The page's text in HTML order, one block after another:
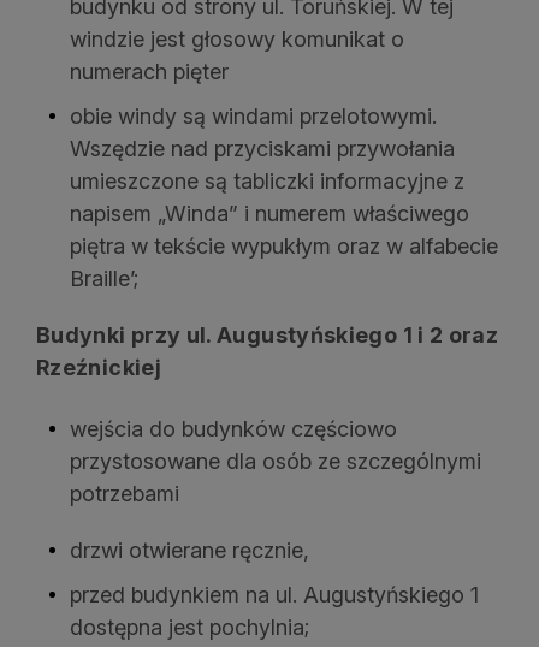
budynku od strony ul. Toruńskiej. W tej
windzie jest głosowy komunikat o
numerach pięter
obie windy są windami przelotowymi.
Wszędzie nad przyciskami przywołania
umieszczone są tabliczki informacyjne z
napisem „Winda” i numerem właściwego
piętra w tekście wypukłym oraz w alfabecie
Braille’;
Budynki przy ul. Augustyńskiego 1 i 2 oraz
Rzeźnickiej
wejścia do budynków częściowo
przystosowane dla osób ze szczególnymi
potrzebami
drzwi otwierane ręcznie,
przed budynkiem na ul. Augustyńskiego 1
dostępna jest pochylnia;